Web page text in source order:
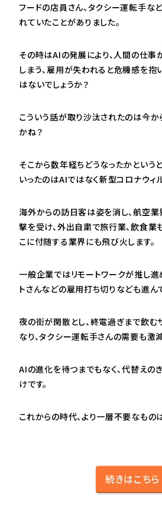
フードの店員さん、タクシー運転手な
れていたことがありました。
その時はAIの発展により、人間の仕事
しまう、雇用が失われると危機感を抱
はないでしょうか？
こういう話が取り沙汰されたのは今
かね？
そこから数年経ちどうなったかという
いったのはAIではなく新型コロナウィ
海外からの訪日客は姿を消し、航空
撃を受け、外出自粛で旅行業、飲食業
こに付随する業界にも飛び火します。
一般企業ではリモートワークが推し進
トさんなどの雇用打ち切りなども進ん
夜の街が閑散とし、終電過ぎまで飲む
なり、タクシー運転手さんの需要も激
AIの進化を待つまでもなく、代替えの
けです。
これからの時代、より一層不要なものは
続きはこちら